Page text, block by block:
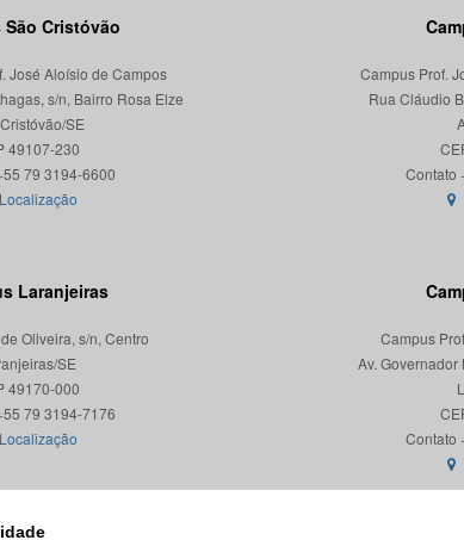
São Cristóvão
José Aloísio de Campos
s/n, Bairro Rosa Elze
SE
49107-230
Localização
Campus Prof.
Rua Cláudio
Laranjeiras
Oliveira, s/n, Centro
SE
49170-000
Localização
Campus
Av.